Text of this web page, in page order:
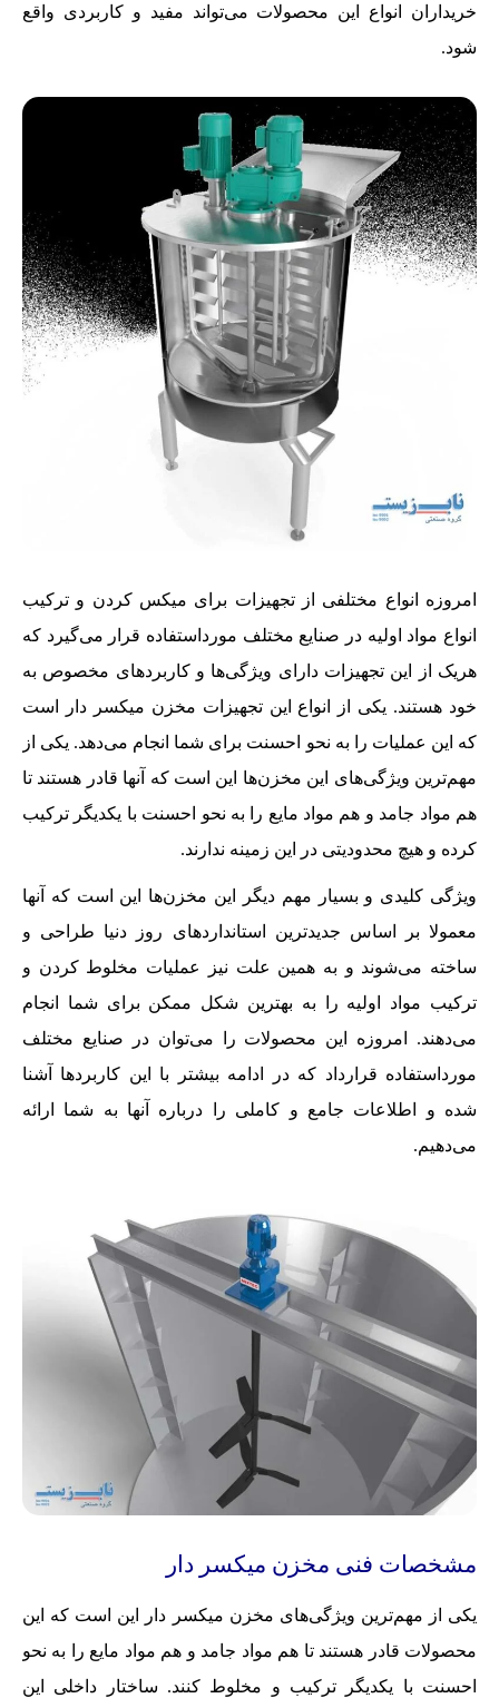
خریداران انواع این محصولات می‌تواند مفید و کاربردی واقع
شود.
امروزه انواع مختلفی از تجهیزات برای میکس کردن و ترکیب
انواع مواد اولیه در صنایع مختلف مورداستفاده قرار می‌گیرد که
هریک از این تجهیزات دارای ویژگی‌ها و کاربردهای مخصوص به
خود هستند. یکی از انواع این تجهیزات مخزن میکسر دار است
که این عملیات را به نحو احسنت برای شما انجام می‌دهد. یکی از
مهم‌ترین ویژگی‌های این مخزن‌ها این است که آنها قادر هستند تا
هم مواد جامد و هم مواد مایع را به نحو احسنت با یکدیگر ترکیب
کرده و هیچ محدودیتی در این زمینه ندارند.
ویژگی کلیدی و بسیار مهم دیگر این مخزن‌ها این است که آنها
معمولا بر اساس جدیدترین استانداردهای روز دنیا طراحی و
ساخته می‌شوند و به همین علت نیز عملیات مخلوط کردن و
ترکیب مواد اولیه را به بهترین شکل ممکن برای شما انجام
می‌دهند. امروزه این محصولات را می‌توان در صنایع مختلف
مورداستفاده قرارداد که در ادامه بیشتر با این کاربردها آشنا
شده و اطلاعات جامع و کاملی را درباره آنها به شما ارائه
می‌دهیم.
مشخصات فنی مخزن میکسر دار
یکی از مهم‌ترین ویژگی‌های مخزن میکسر دار این است که این
محصولات قادر هستند تا هم مواد جامد و هم مواد مایع را به نحو
احسنت با یکدیگر ترکیب و مخلوط کنند. ساختار داخلی این